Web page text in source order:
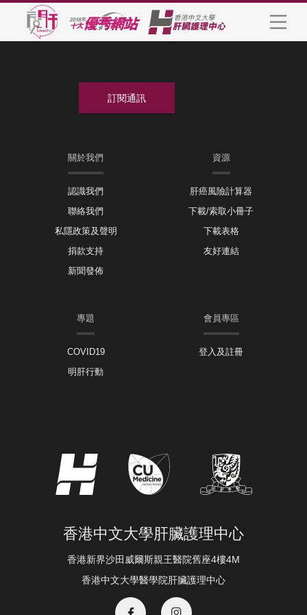
關於我們
認識我們
聯絡我們
私隱政策及聲明
捐款支持
新聞發佈
資源
肝癌風險計算器
下載/索取小冊子
下載表格
友好連結
專題
COVID19
明肝行動
會員專區
登入及註冊
香港中文大學肝臟護理中心
香港新界沙田威爾斯親王醫院舊座4樓4M
香港中文大學醫學院肝臟護理中心